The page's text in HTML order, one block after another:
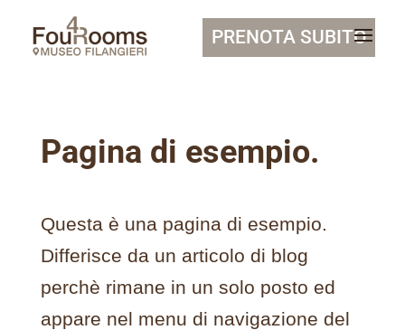
PRENOTA SUBITO
Pagina di esempio.
Questa è una pagina di esempio.
Differisce da un articolo di blog
perchè rimane in un solo posto ed
appare nel menu di navigazione del